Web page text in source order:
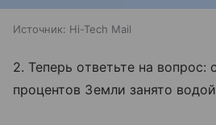
Источник: Hi-Tech Mail
2. Теперь ответьте на вопрос:
процентов Земли занято